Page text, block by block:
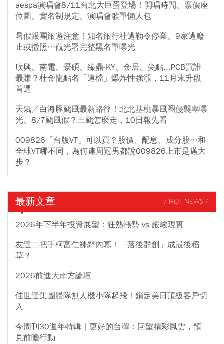
aespa演唱會8/11台北大巨蛋登場！開唱時間、票價座
位圖、實名制規定、演唱會歌單懶人包
暑假跟團旅遊注意！知名旅行社遭勒令停業、9家遭廢
止或撤照…觀光署完整黑名單曝光
欣興、南電、景碩、臻鼎-KY、金居、尖點...PCB買誰
最賺？杜金龍點名「這檔」爆炸性強漲，11月末升段
首選
天氣／白海豚颱風最新路徑！北北基桃暴風圈侵襲率曝
光、8/7颱風假？三颱怎麼走，10日報先看
009826「台版VT」可以買？股價、配息、成分股…和
全球VT哪不同，為何連周冠男都說009826上市是邁大
步？
最新文章 / HOT NEWS /
2026年下半年投資展望：狂熱漲勢 vs 嚴峻現實
友達二把手柯富仁裸辭內幕！「落後群創」成最後稻
草？
2026前進大南方論壇
佳世達集團艦隊無人機小隊起飛！鎖定美日頂級客戶切
入
今周刊30週年特輯｜更好的台灣：回望精彩風雲，預
見前瞻行動